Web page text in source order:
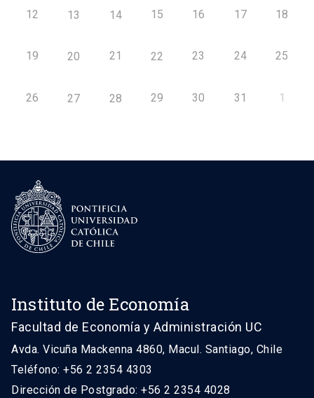
12 13 14 15 16 17 18
19 20 21 22 23 24 25
26 27 28 29 30 31 1
Instituto de Economía
Facultad de Economía y Administración UC
Avda. Vicuña Mackenna 4860, Macul. Santiago, Chile
Teléfono: +56 2 2354 4303
Dirección de Postgrado: +56 2 2354 4028